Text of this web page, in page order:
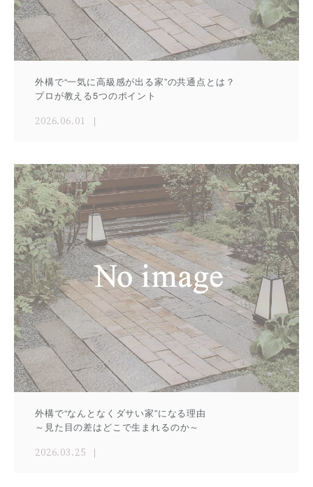
外構で“一気に高級感が出る家”の共通点とは？
プロが教える5つのポイント
2026.06.01
外構で“なんとなくダサい家”になる理由
～見た目の差はどこで生まれるのか～
2026.03.25